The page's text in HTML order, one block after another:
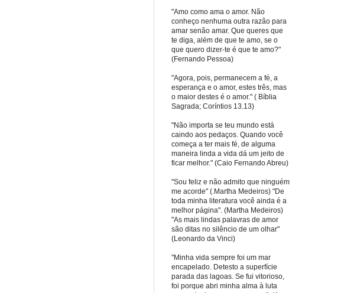
"Amo como ama o amor. Não
conheço nenhuma outra razão para
amar senão amar. Que queres que
te diga, além de que te amo, se o
que quero dizer-te é que te amo?"
(Fernando Pessoa)
"Agora, pois, permanecem a fé, a
esperança e o amor, estes três, mas
o maior destes é o amor." ( Bíblia
Sagrada; Coríntios 13.13)
"Não importa se teu mundo está
caindo aos pedaços. Quando você
começa a ter mais fé, de alguma
maneira linda a vida dá um jeito de
ficar melhor." (Caio Fernando Abreu)
"Sou feliz e não admito que ninguém
me acorde" (.Martha Medeiros) "De
toda minha literatura você ainda é a
melhor página". (Martha Medeiros)
"As mais lindas palavras de amor
são ditas no silêncio de um olhar"
(Leonardo da Vinci)
"Minha vida sempre foi um mar
encapelado. Detesto a superfície
parada das lagoas. Se fui vitorioso,
foi porque abri minha alma à luta